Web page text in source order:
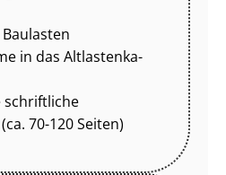
in das Alt­las­ten­ka­
schriftliche
70-120 Seiten)